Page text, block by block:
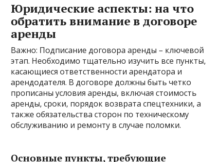
Юридические аспекты: на что
обратить внимание в договоре
аренды
Важно: Подписание договора аренды – ключевой
этап. Необходимо тщательно изучить все пункты,
касающиеся ответственности арендатора и
арендодателя. В договоре должны быть четко
прописаны условия аренды, включая стоимость
аренды, сроки, порядок возврата спецтехники, а
также обязательства сторон по техническому
обслуживанию и ремонту в случае поломки.
Основные пункты, требующие